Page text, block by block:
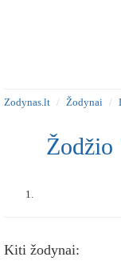
Zodynas.lt Žodynai
Žodžio
Kiti žodynai: